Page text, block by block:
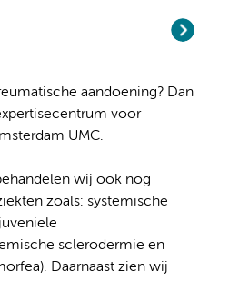
aandoening? Dan
voor
UMC.
wij ook nog
zoals: systemische
sclerodermie en
Daarnaast zien wij